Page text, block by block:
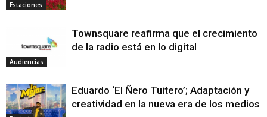
Estaciones
Audiencias
Townsquare reafirma que el crecimiento
de la radio está en lo digital
Eduardo ‘El Ñero Tuitero’; Adaptación y
creatividad en la nueva era de los medios